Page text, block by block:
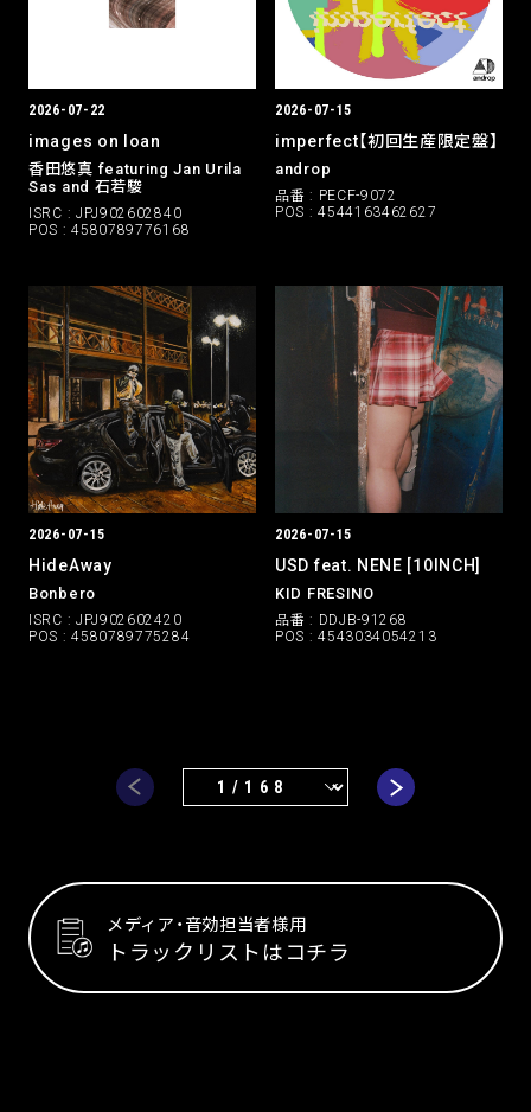
2026-07-22
images on loan
香田悠真 featuring Jan Urila
Sas and 石若駿
ISRC : JPJ902602840
POS : 4580789776168
2026-07-15
imperfect【初回生産限定盤】
androp
品番 : PECF-9072
POS : 4544163462627
2026-07-15
HideAway
Bonbero
ISRC : JPJ902602420
POS : 4580789775284
2026-07-15
USD feat. NENE [10INCH]
KID FRESINO
品番 : DDJB-91268
POS : 4543034054213
メディア・音効担当者様用
トラックリストはコチラ